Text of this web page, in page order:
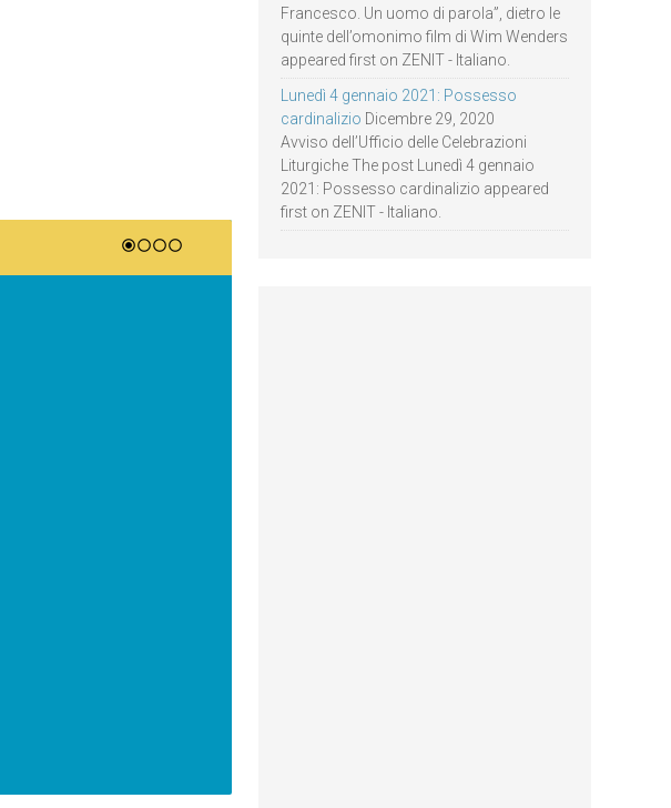
Francesco. Un uomo di parola”, dietro le
quinte dell’omonimo film di Wim Wenders
appeared first on ZENIT - Italiano.
Lunedì 4 gennaio 2021: Possesso
cardinalizio Dicembre 29, 2020
Avviso dell’Ufficio delle Celebrazioni
Liturgiche The post Lunedì 4 gennaio
2021: Possesso cardinalizio appeared
first on ZENIT - Italiano.